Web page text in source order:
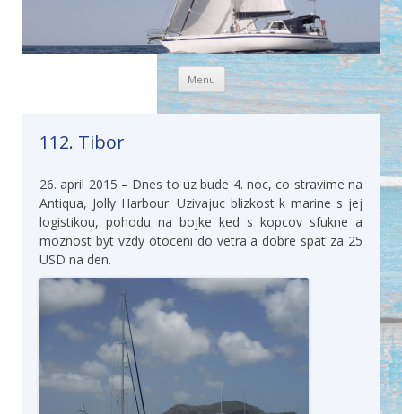
Menu Skip to content
112. Tibor
26. april 2015 – Dnes to uz bude 4. noc, co stravime na
Antiqua, Jolly Harbour. Uzivajuc blizkost k marine s jej
logistikou, pohodu na bojke ked s kopcov sfukne a
moznost byt vzdy otoceni do vetra a dobre spat za 25
USD na den.